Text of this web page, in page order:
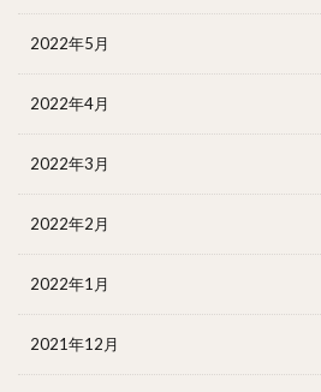
2022年5月
2022年4月
2022年3月
2022年2月
2022年1月
2021年12月